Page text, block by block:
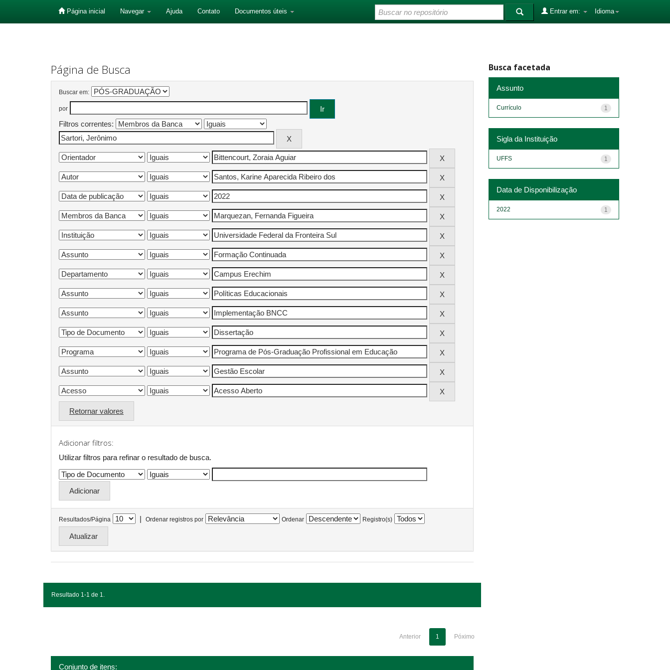
Página inicial Navegar Ajuda Contato Documentos úteis Idioma
Entrar em:
Página de Busca
Buscar em:
por
Filtros correntes:
Retornar valores
Adicionar filtros:
Utilizar filtros para refinar o resultado de busca.
Resultados/Página | Ordenar registros por Ordenar Registro(s)
Resultado 1-1 de 1.
Anterior 1 Póximo
Conjunto de itens:
Busca facetada
Assunto
1
Currículo
Sigla da Instituição
1
UFFS
Data de Disponibilização
1
2022